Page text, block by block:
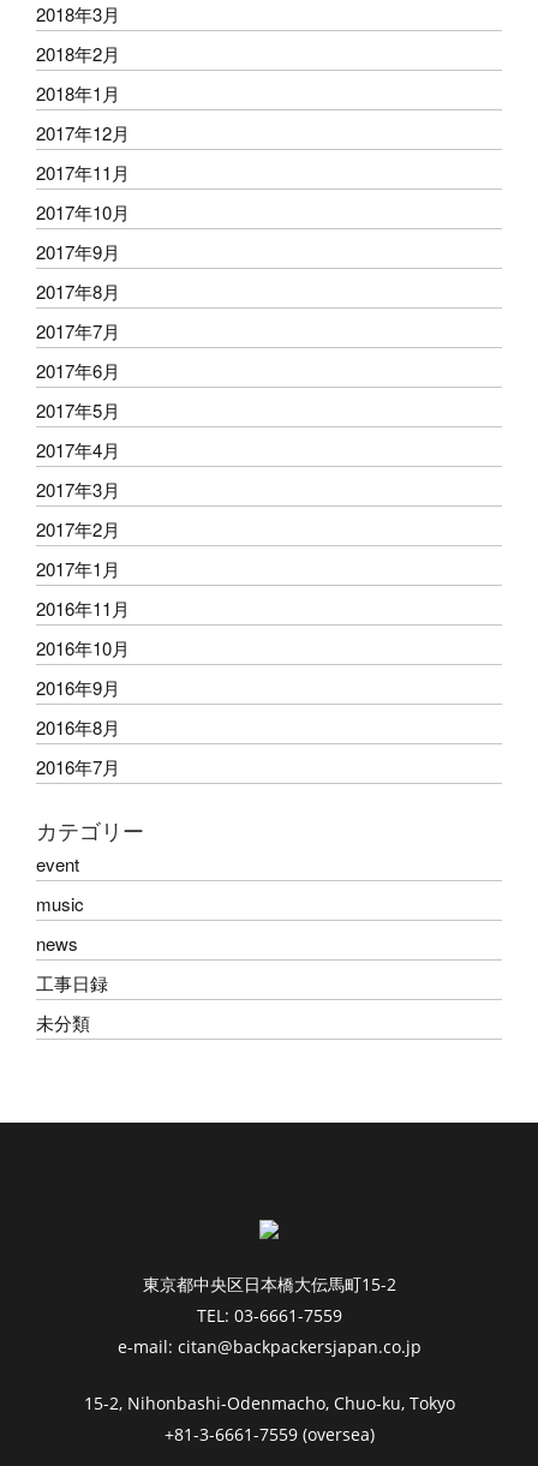
2018年3月
2018年2月
2018年1月
2017年12月
2017年11月
2017年10月
2017年9月
2017年8月
2017年7月
2017年6月
2017年5月
2017年4月
2017年3月
2017年2月
2017年1月
2016年11月
2016年10月
2016年9月
2016年8月
2016年7月
カテゴリー
event
music
news
工事日録
未分類
東京都中央区日本橋大伝馬町15-2
TEL: 03-6661-7559
e-mail: citan@backpackersjapan.co.jp
15-2, Nihonbashi-Odenmacho, Chuo-ku, Tokyo
+81-3-6661-7559 (oversea)